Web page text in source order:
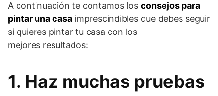
A continuación te contamos los consejos para
pintar una casa imprescindibles que debes seguir
si quieres pintar tu casa con los
mejores resultados:
1. Haz muchas pruebas